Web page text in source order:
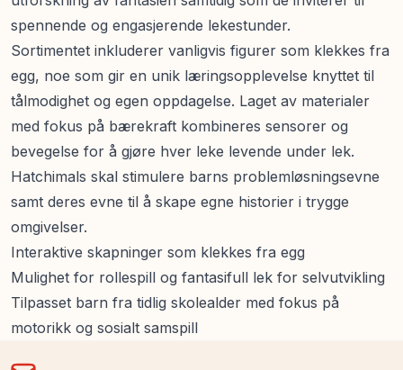
spennende og engasjerende lekestunder.
Sortimentet inkluderer vanligvis figurer som klekkes fra
egg, noe som gir en unik læringsopplevelse knyttet til
tålmodighet og egen oppdagelse. Laget av materialer
med fokus på bærekraft kombineres sensorer og
bevegelse for å gjøre hver leke levende under lek.
Hatchimals skal stimulere barns problemløsningsevne
samt deres evne til å skape egne historier i trygge
omgivelser.
Interaktive skapninger som klekkes fra egg
Mulighet for rollespill og fantasifull lek for selvutvikling
Tilpasset barn fra tidlig skolealder med fokus på
motorikk og sosialt samspill